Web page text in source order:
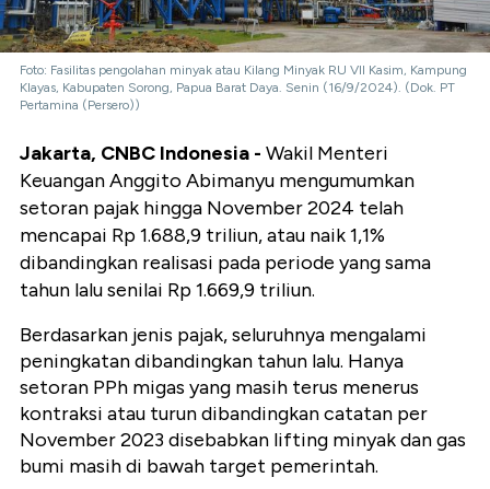
Foto: Fasilitas pengolahan minyak atau Kilang Minyak RU VII Kasim, Kampung
Klayas, Kabupaten Sorong, Papua Barat Daya. Senin (16/9/2024). (Dok. PT
Pertamina (Persero))
Jakarta, CNBC Indonesia - Wakil Menteri
Keuangan Anggito Abimanyu mengumumkan
setoran pajak hingga November 2024 telah
mencapai Rp 1.688,9 triliun, atau naik 1,1%
dibandingkan realisasi pada periode yang sama
tahun lalu senilai Rp 1.669,9 triliun.
Berdasarkan jenis pajak, seluruhnya mengalami
peningkatan dibandingkan tahun lalu. Hanya
setoran PPh migas yang masih terus menerus
kontraksi atau turun dibandingkan catatan per
November 2023 disebabkan lifting minyak dan gas
bumi masih di bawah target pemerintah.